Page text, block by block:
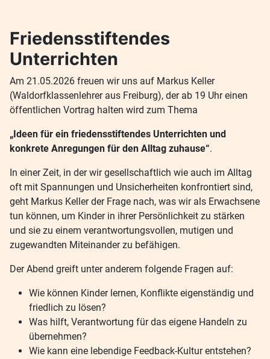
Friedensstiftendes
Unterrichten
Am 21.05.2026 freuen wir uns auf Markus Keller
(Waldorfklassenlehrer aus Freiburg), der ab 19 Uhr einen
öffentlichen Vortrag halten wird zum Thema
„Ideen für ein friedensstiftendes Unterrichten und
konkrete Anregungen für den Alltag zuhause“.
In einer Zeit, in der wir gesellschaftlich wie auch im Alltag
oft mit Spannungen und Unsicherheiten konfrontiert sind,
geht Markus Keller der Frage nach, was wir als Erwachsene
tun können, um Kinder in ihrer Persönlichkeit zu stärken
und sie zu einem verantwortungsvollen, mutigen und
zugewandten Miteinander zu befähigen.
Der Abend greift unter anderem folgende Fragen auf:
Wie können Kinder lernen, Konflikte eigenständig und
friedlich zu lösen?
Was hilft, Verantwortung für das eigene Handeln zu
übernehmen?
Wie kann eine lebendige Feedback-Kultur entstehen?